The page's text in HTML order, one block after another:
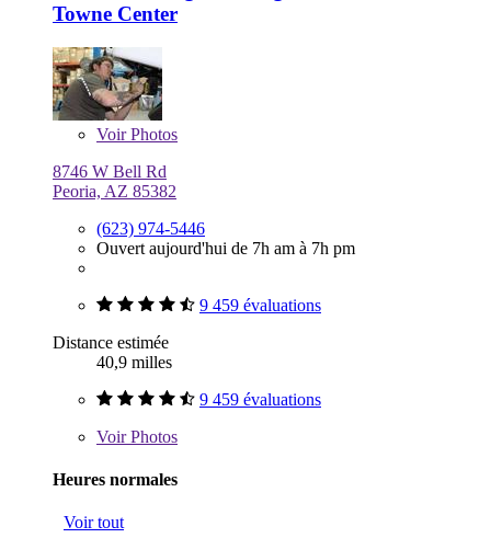
Towne Center
VoirPhotos
8746 W Bell Rd
Peoria, AZ 85382
(623) 974-5446
Ouvert aujourd'hui de 7h am à 7h pm
9 459 évaluations
Distance estimée
40,9 milles
9 459 évaluations
VoirPhotos
Heures normales
Voir tout